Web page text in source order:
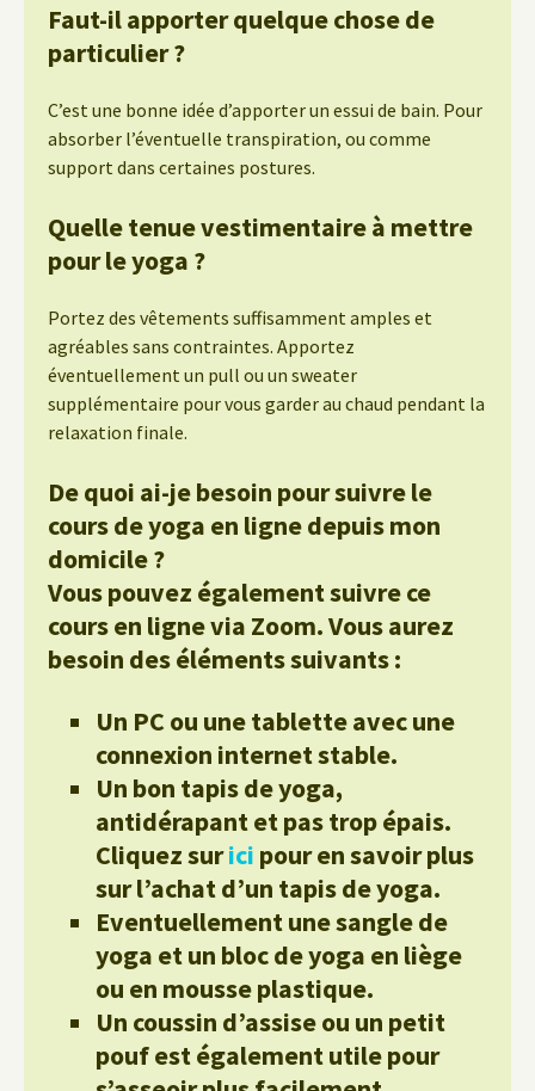
Faut-il apporter quelque chose de
particulier ?
C’est une bonne idée d’apporter un essui de bain. Pour
absorber l’éventuelle transpiration, ou comme
support dans certaines postures.
Quelle tenue vestimentaire à mettre
pour le yoga ?
Portez des vêtements suffisamment amples et
agréables sans contraintes. Apportez
éventuellement un pull ou un sweater
supplémentaire pour vous garder au chaud pendant la
relaxation finale.
De quoi ai-je besoin pour suivre le
cours de yoga en ligne depuis mon
domicile ?
Vous pouvez également suivre ce
cours en ligne via Zoom. Vous aurez
besoin des éléments suivants :
Un PC ou une tablette avec une
connexion internet stable.
Un bon tapis de yoga,
antidérapant et pas trop épais.
Cliquez surici pour en savoir plus
sur l’achat d’un tapis de yoga.
Eventuellement une sangle de
yoga et un bloc de yoga en liège
ou en mousse plastique.
Un coussin d’assise ou un petit
pouf est également utile pour